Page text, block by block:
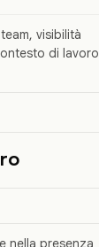
visibilità
di lavoro
nella presenza